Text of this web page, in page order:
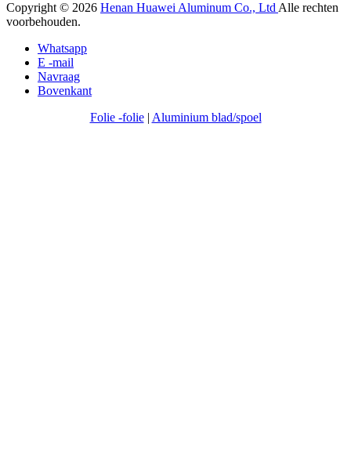
Copyright © 2026 Henan Huawei Aluminum Co., Ltd Alle rechten
voorbehouden.
Whatsapp
E -mail
Navraag
Bovenkant
Folie -folie| Aluminium blad/spoel